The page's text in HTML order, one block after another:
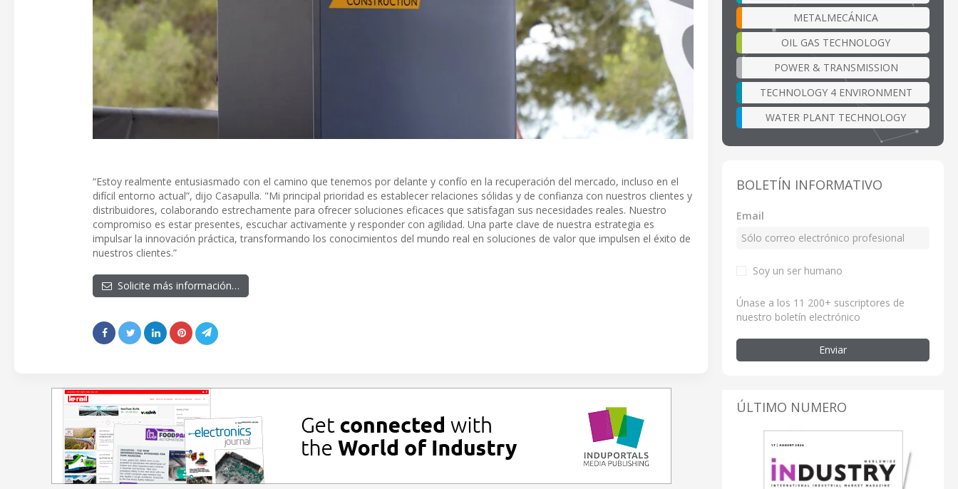
“Estoy realmente entusiasmado con el camino que tenemos por delante y confío en la recuperación del mercado, incluso en el
difícil entorno actual”, dijo Casapulla. "Mi principal prioridad es establecer relaciones sólidas y de confianza con nuestros clientes y
distribuidores, colaborando estrechamente para ofrecer soluciones eficaces que satisfagan sus necesidades reales. Nuestro
compromiso es estar presentes, escuchar activamente y responder con agilidad. Una parte clave de nuestra estrategia es
impulsar la innovación práctica, transformando los conocimientos del mundo real en soluciones de valor que impulsen el éxito de
nuestros clientes.”
Solicite más información…
METALMECÁNICA
OIL GAS TECHNOLOGY
POWER & TRANSMISSION
TECHNOLOGY 4 ENVIRONMENT
WATER PLANT TECHNOLOGY
BOLETÍN INFORMATIVO
Email
Soy un ser humano
Únase a los 11 200+ suscriptores de
nuestro boletín electrónico
Enviar
ÚLTIMO NUMERO